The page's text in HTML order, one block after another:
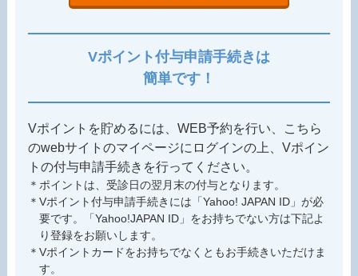
Vポイント付与申請手続きは
簡単です！
Vポイントを貯めるには、WEB予約を行い、こちら
のwebサイトのマイページにログインの上、Vポイン
トの付与申請手続きを行ってください。
＊ポイントは、受診日の翌月末の付与となります。
＊Vポイント付与申請手続きには「Yahoo! JAPAN ID」が必
要です。「Yahoo!JAPAN ID」をお持ちでない方は下記よ
り登録をお願いします。
＊Vポイントカードをお持ちでなくともお手続きいただけま
す。